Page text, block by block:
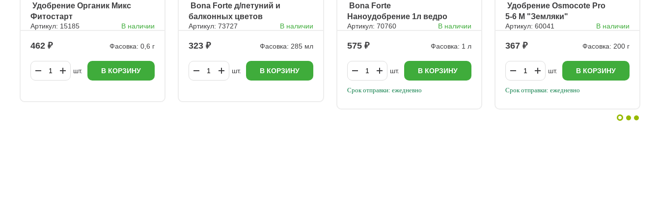
ㅤ Удобрение Органик Микс
Фитостарт
Артикул: 15185 В наличии
462 Фасовка: 0,6 г
шт. В КОРЗИНУ
ㅤ Bona Forte д/петуний и
балконных цветов
красота
Артикул: 73727 В наличии
323 Фасовка: 285 мл
шт. В КОРЗИНУ
ㅤ Bona Forte
Наноудобрение 1л ведро
Артикул: 70760 В наличии
575 Фасовка: 1 л
шт. В КОРЗИНУ
Срок отправки: ежедневно
ㅤ Удобрение Osmocote Pro
5-6 M "Земляки"
Артикул: 60041 В наличии
367 Фасовка: 200 г
шт. В КОРЗИНУ
Срок отправки: ежедневно